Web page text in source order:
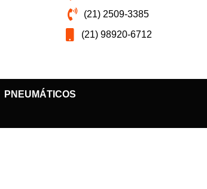
(21) 2509-3385
(21) 98920-6712
PNEUMÁTICOS